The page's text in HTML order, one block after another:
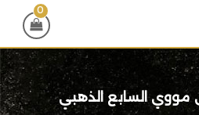
0
مووي السابع الذهبي